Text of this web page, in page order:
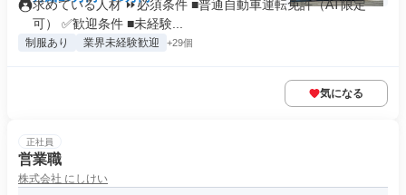
求めている人材 ⏩必須条件 ■普通自動車運転免許（AT限定
可） ✅歓迎条件 ■未経験...
制服あり 業界未経験歓迎 +29個
気になる
正社員
営業職
株式会社 にしけい